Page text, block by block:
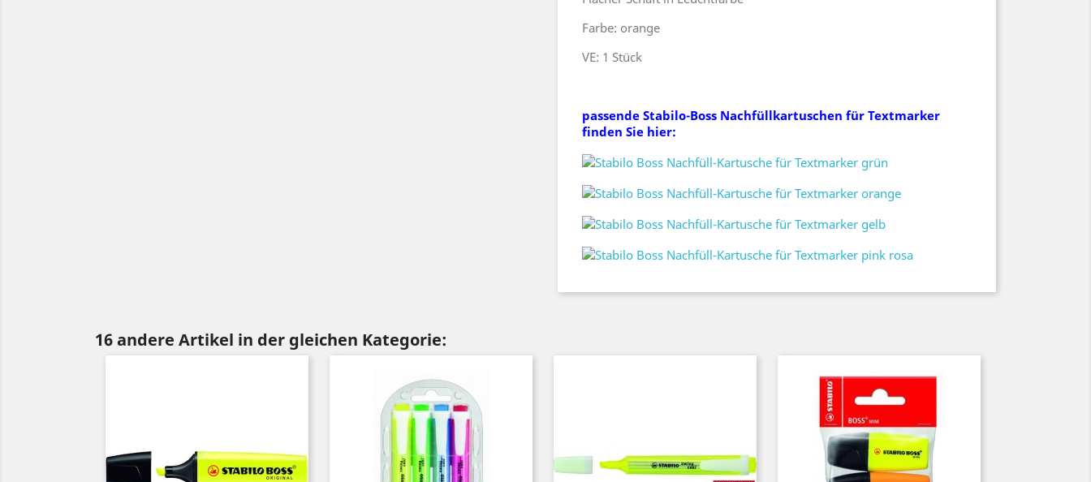
Farbe: orange
VE: 1 Stück
passende Stabilo-Boss Nachfüllkartuschen für Textmarker
finden Sie hier:
16 andere Artikel in der gleichen Kategorie: